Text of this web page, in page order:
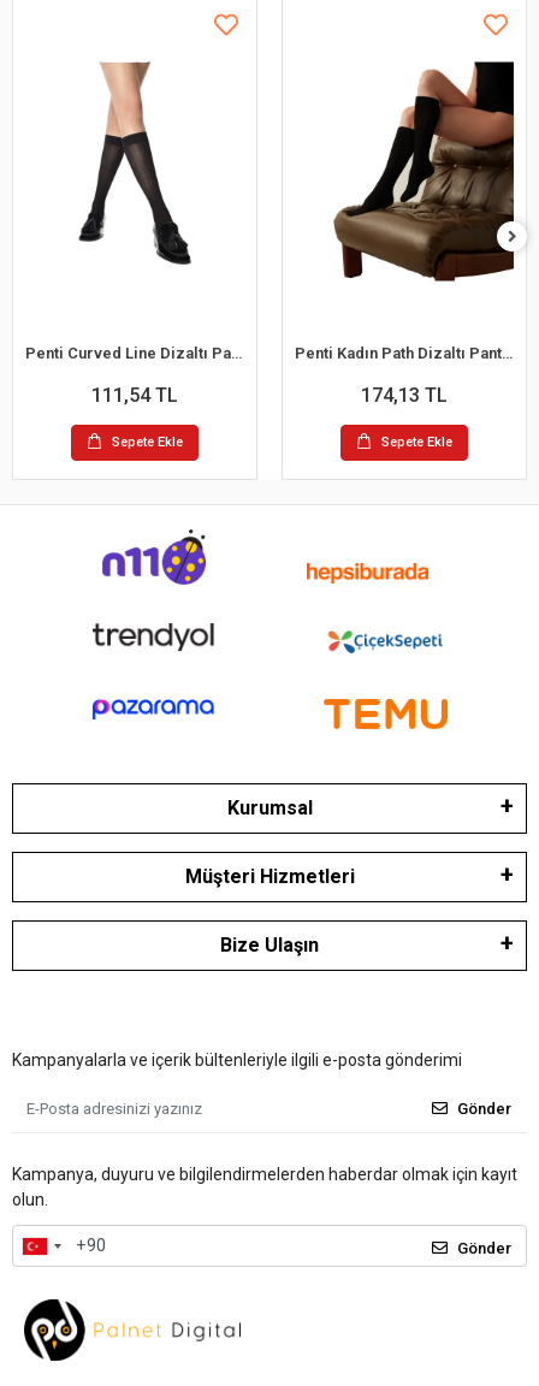
Penti Curved Line Dizaltı Pantalon Çorap
111,54 TL
Sepete Ekle
Penti Kadın Path Dizaltı Pantalon Çorap 200 Denye
174,13 TL
Sepete Ekle
Kurumsal
Müşteri Hizmetleri
Bize Ulaşın
Kampanyalarla ve içerik bültenleriyle ilgili e-posta gönderimi
Gönder
Kampanya, duyuru ve bilgilendirmelerden haberdar olmak için kayıt
olun.
Gönder